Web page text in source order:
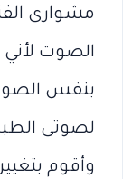
مشوارى
الصوت
بنفس
لصوتى
وأقوم